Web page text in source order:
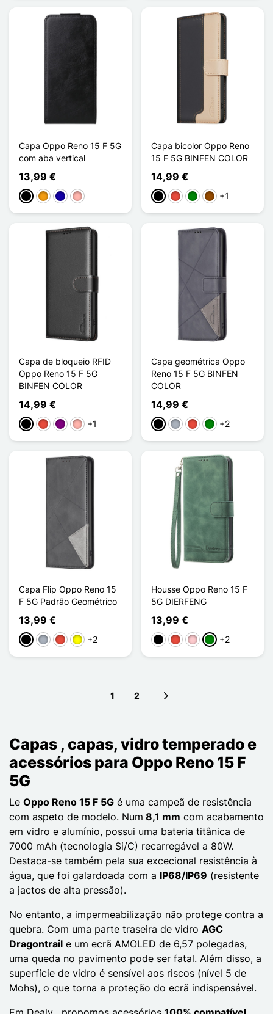
Capa Oppo Reno 15 F 5G
com aba vertical
13,99 €
PretoLaranjaAzul Escuro
Ouro rosa
Capa bicolor Oppo Reno
15 F 5G BINFEN COLOR
14,99 €
PretoVermelho
VerdeCastanho
+1
Capa de bloqueio RFID
Oppo Reno 15 F 5G
BINFEN COLOR
14,99 €
PretoVermelho
PúrpuraOuro rosa
+1
Capa geométrica Oppo
Reno 15 F 5G BINFEN
COLOR
14,99 €
PretoCinzentoVermelho
Verde
+2
Capa Flip Oppo Reno 15
F 5G Padrão Geométrico
13,99 €
PretoCinzentoVermelho
Amarelo
+2
Housse Oppo Reno 15 F
5G DIERFENG
13,99 €
PretoVermelho
RosaVerde
+2
1 2
Capas , capas, vidro temperado e
acessórios para Oppo Reno 15 F
5G
Le Oppo Reno 15 F 5G é uma campeã de resistência
com aspeto de modelo. Num 8,1 mm com acabamento
em vidro e alumínio, possui uma bateria titânica de
7000 mAh (tecnologia Si/C) recarregável a 80W.
Destaca-se também pela sua excecional resistência à
água, que foi galardoada com a IP68/IP69 (resistente
a jactos de alta pressão).
No entanto, a impermeabilização não protege contra a
quebra. Com uma parte traseira de vidro AGC
Dragontrail e um ecrã AMOLED de 6,57 polegadas,
uma queda no pavimento pode ser fatal. Além disso, a
superfície de vidro é sensível aos riscos (nível 5 de
Mohs), o que torna a proteção do ecrã indispensável.